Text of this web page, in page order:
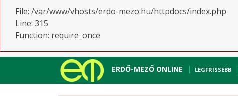
File: /var/www/vhosts/erdo-mezo.hu/httpdocs/index.php
Line: 315
Function: require_once
ERDŐ-MEZŐ ONLINE LEGFRISSEBB